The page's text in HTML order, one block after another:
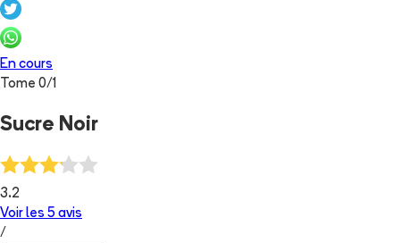
En cours
Tome 0/1
Sucre Noir
3.2
Voir les 5 avis
/